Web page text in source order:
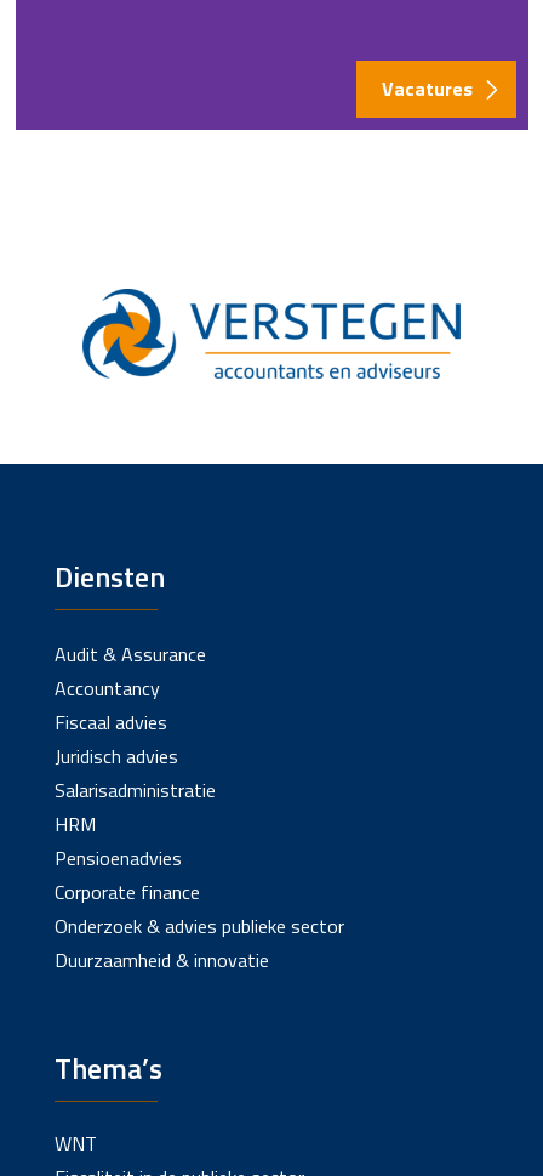
Vacatures
Diensten
Audit & Assurance
Accountancy
Fiscaal advies
Juridisch advies
Salarisadministratie
HRM
Pensioenadvies
Corporate finance
Onderzoek & advies publieke sector
Duurzaamheid & innovatie
Thema’s
WNT